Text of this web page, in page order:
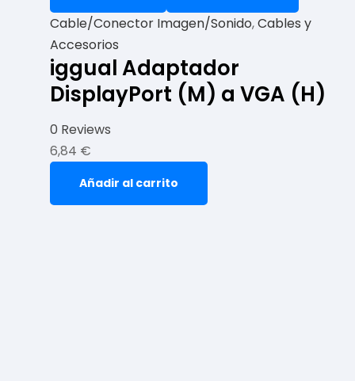
Cable/Conector Imagen/Sonido,Cables y
Accesorios
iggual Adaptador
DisplayPort (M) a VGA (H)
0 Reviews
6,84 €
Añadir al carrito